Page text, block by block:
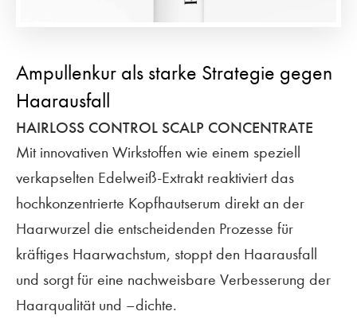
Ampullenkur als starke Strategie gegen
Haarausfall
HAIRLOSS CONTROL SCALP CONCENTRATE
Mit innovativen Wirkstoffen wie einem speziell
verkapselten Edelweiß-Extrakt reaktiviert das
hochkonzentrierte Kopfhautserum direkt an der
Haarwurzel die entscheidenden Prozesse für
kräftiges Haarwachstum, stoppt den Haarausfall
und sorgt für eine nachweisbare Verbesserung der
Haarqualität und –dichte.